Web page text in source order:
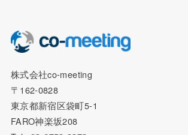
株式会社co-meeting
〒162-0828
東京都新宿区袋町5-1
FARO神楽坂208